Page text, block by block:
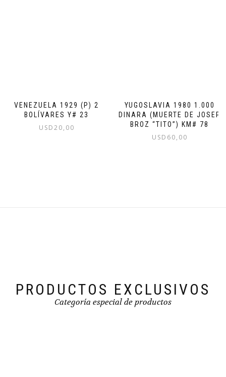
VENEZUELA 1929 (P) 2
BOLÍVARES Y# 23
USD20,00
YUGOSLAVIA 1980 1.000
DINARA (MUERTE DE JOSEP
BROZ “TITO”) KM# 78
USD 60,00
PRODUCTOS EXCLUSIVOS
Categoría especial de productos